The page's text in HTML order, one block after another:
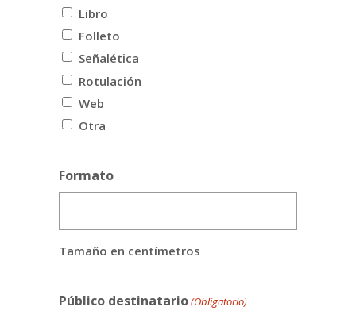
Libro
Folleto
Señalética
Rotulación
Web
Otra
Formato
Tamaño en centímetros
Público destinatario(Obligatorio)